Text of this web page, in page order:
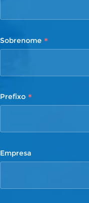
Sobrenome *
Prefixo *
Empresa